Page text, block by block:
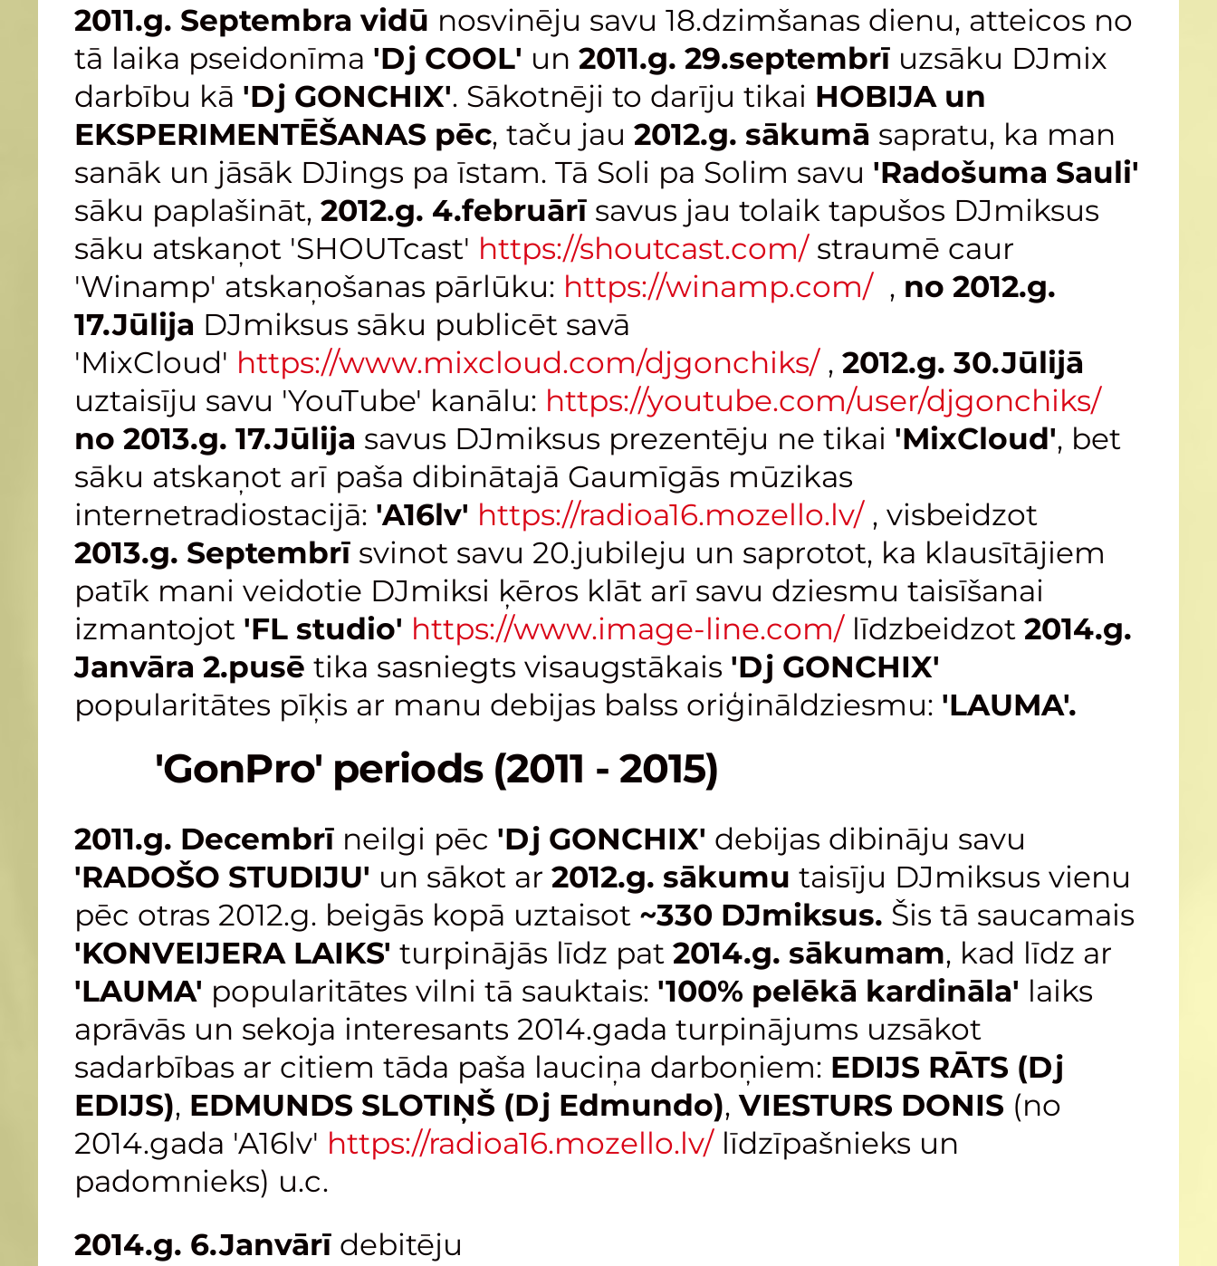
2011.g. Septembra vidū nosvinēju savu 18.dzimšanas dienu, atteicos no
tā laika pseidonīma 'Dj COOL' un 2011.g. 29.septembrī uzsāku DJmix
darbību kā 'Dj GONCHIX'. Sākotnēji to darīju tikai HOBIJA un
EKSPERIMENTĒŠANAS pēc, taču jau 2012.g. sākumā sapratu, ka man
sanāk un jāsāk DJings pa īstam. Tā Soli pa Solim savu 'Radošuma Sauli'
sāku paplašināt, 2012.g. 4.februārī savus jau tolaik tapušos DJmiksus
sāku atskaņot 'SHOUTcast' https://shoutcast.com/straumē caur
'Winamp' atskaņošanas pārlūku: https://winamp.com/, no 2012.g.
17.Jūlija DJmiksus sāku publicēt savā
'MixCloud' https://www.mixcloud.com/djgonchiks/, 2012.g. 30.Jūlijā
uztaisīju savu 'YouTube' kanālu: https://youtube.com/user/djgonchiks/
no 2013.g. 17.Jūlija savus DJmiksus prezentēju ne tikai 'MixCloud', bet
sāku atskaņot arī paša dibinātajā Gaumīgās mūzikas
internetradiostacijā: 'A16lv' https://radioa16.mozello.lv/, visbeidzot
2013.g. Septembrī svinot savu 20.jubileju un saprotot, ka klausītājiem
patīk mani veidotie DJmiksi ķēros klāt arī savu dziesmu taisīšanai
izmantojot 'FL studio' https://www.image-line.com/līdzbeidzot 2014.g.
Janvāra 2.pusē tika sasniegts visaugstākais 'Dj GONCHIX'
popularitātes pīķis ar manu debijas balss oriģināldziesmu: 'LAUMA'.
'GonPro' periods (2011 - 2015)
2011.g. Decembrī neilgi pēc 'Dj GONCHIX' debijas dibināju savu
'RADOŠO STUDIJU' un sākot ar 2012.g. sākumu taisīju DJmiksus vienu
pēc otras 2012.g. beigās kopā uztaisot ~330 DJmiksus. Šis tā saucamais
'KONVEIJERA LAIKS' turpinājās līdz pat 2014.g. sākumam, kad līdz ar
'LAUMA' popularitātes vilni tā sauktais: '100% pelēkā kardināla' laiks
aprāvās un sekoja interesants 2014.gada turpinājums uzsākot
sadarbības ar citiem tāda paša lauciņa darboņiem: EDIJS RĀTS (Dj
EDIJS), EDMUNDS SLOTIŅŠ (Dj Edmundo), VIESTURS DONIS (no
2014.gada 'A16lv' https://radioa16.mozello.lv/līdzīpašnieks un
padomnieks) u.c.
2014.g. 6.Janvārī debitēju